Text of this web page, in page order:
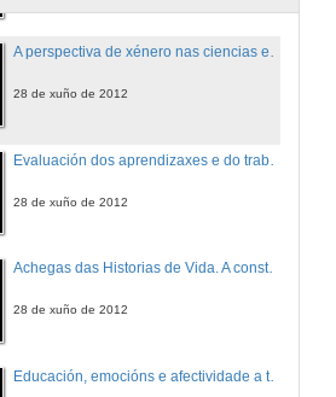
A perspectiva de xénero nas ciencias experimentais : A ciencia nuclear
28 de xuño de 2012
28 de xuño de 2012
Achegas das Historias de Vida. A construción da historia da escola recente
28 de xuño de 2012